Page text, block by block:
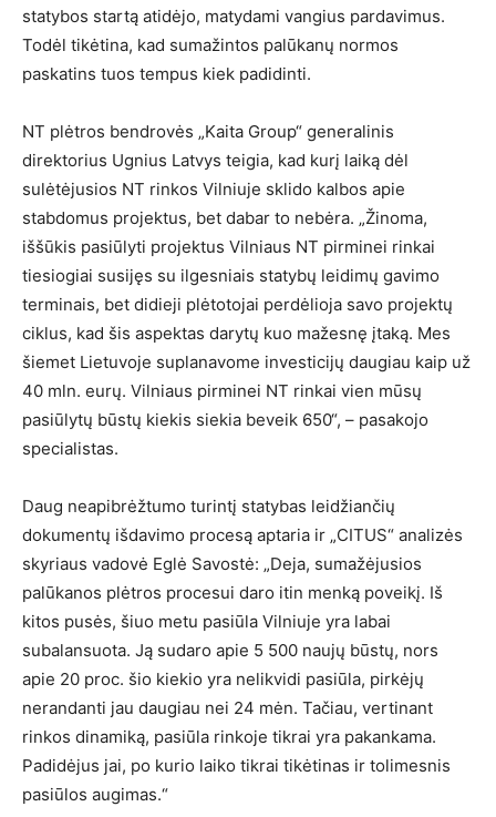
statybos startą atidėjo, matydami vangius pardavimus.
Todėl tikėtina, kad sumažintos palūkanų normos
paskatins tuos tempus kiek padidinti.
NT plėtros bendrovės „Kaita Group“ generalinis
direktorius Ugnius Latvys teigia, kad kurį laiką dėl
sulėtėjusios NT rinkos Vilniuje sklido kalbos apie
stabdomus projektus, bet dabar to nebėra. „Žinoma,
iššūkis pasiūlyti projektus Vilniaus NT pirminei rinkai
tiesiogiai susijęs su ilgesniais statybų leidimų gavimo
terminais, bet didieji plėtotojai perdėlioja savo projektų
ciklus, kad šis aspektas darytų kuo mažesnę įtaką. Mes
šiemet Lietuvoje suplanavome investicijų daugiau kaip už
40 mln. eurų. Vilniaus pirminei NT rinkai vien mūsų
pasiūlytų būstų kiekis siekia beveik 650“, – pasakojo
specialistas.
Daug neapibrėžtumo turintį statybas leidžiančių
dokumentų išdavimo procesą aptaria ir „CITUS“ analizės
skyriaus vadovė Eglė Savostė: „Deja, sumažėjusios
palūkanos plėtros procesui daro itin menką poveikį. Iš
kitos pusės, šiuo metu pasiūla Vilniuje yra labai
subalansuota. Ją sudaro apie 5 500 naujų būstų, nors
apie 20 proc. šio kiekio yra nelikvidi pasiūla, pirkėjų
nerandanti jau daugiau nei 24 mėn. Tačiau, vertinant
rinkos dinamiką, pasiūla rinkoje tikrai yra pakankama.
Padidėjus jai, po kurio laiko tikrai tikėtinas ir tolimesnis
pasiūlos augimas.“